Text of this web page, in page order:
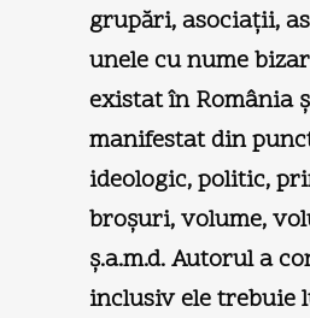
grupări, asociaţii,
unele cu nume
existat în România
manifestat din
ideologic, politic,
broşuri, volume,
ş.a.m.d. Autorul a
inclusiv ele trebuie